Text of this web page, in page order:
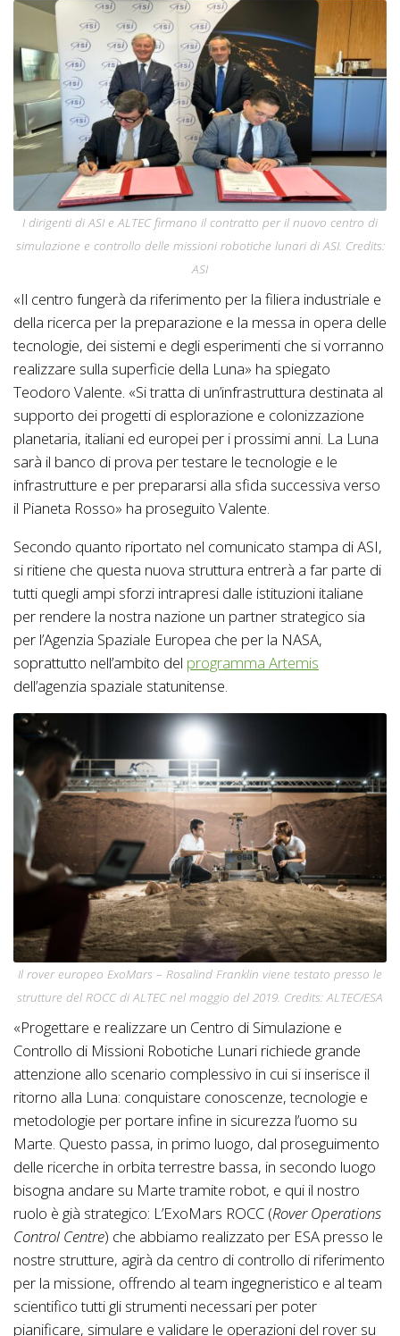
I dirigenti di ASI e ALTEC firmano il contratto per il nuovo centro di
simulazione e controllo delle missioni robotiche lunari di ASI. Credits:
ASI
«Il centro fungerà da riferimento per la filiera industriale e
della ricerca per la preparazione e la messa in opera delle
tecnologie, dei sistemi e degli esperimenti che si vorranno
realizzare sulla superficie della Luna» ha spiegato
Teodoro Valente. «Si tratta di un’infrastruttura destinata al
supporto dei progetti di esplorazione e colonizzazione
planetaria, italiani ed europei per i prossimi anni. La Luna
sarà il banco di prova per testare le tecnologie e le
infrastrutture e per prepararsi alla sfida successiva verso
il Pianeta Rosso» ha proseguito Valente.
Secondo quanto riportato nel comunicato stampa di ASI,
si ritiene che questa nuova struttura entrerà a far parte di
tutti quegli ampi sforzi intrapresi dalle istituzioni italiane
per rendere la nostra nazione un partner strategico sia
per l’Agenzia Spaziale Europea che per la NASA,
soprattutto nell’ambito del programma Artemis
dell’agenzia spaziale statunitense.
Il rover europeo ExoMars – Rosalind Franklin viene testato presso le
strutture del ROCC di ALTEC nel maggio del 2019. Credits: ALTEC/ESA
«Progettare e realizzare un Centro di Simulazione e
Controllo di Missioni Robotiche Lunari richiede grande
attenzione allo scenario complessivo in cui si inserisce il
ritorno alla Luna: conquistare conoscenze, tecnologie e
metodologie per portare infine in sicurezza l’uomo su
Marte. Questo passa, in primo luogo, dal proseguimento
delle ricerche in orbita terrestre bassa, in secondo luogo
bisogna andare su Marte tramite robot, e qui il nostro
ruolo è già strategico: L’ExoMars ROCC (Rover Operations
Control Centre) che abbiamo realizzato per ESA presso le
nostre strutture, agirà da centro di controllo di riferimento
per la missione, offrendo al team ingegneristico e al team
scientifico tutti gli strumenti necessari per poter
pianificare, simulare e validare le operazioni del rover su